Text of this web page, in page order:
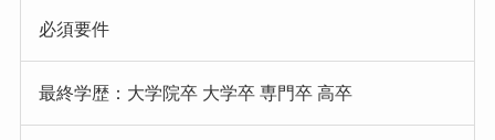
必須要件
最終学歴：大学院卒 大学卒 専門卒 高卒